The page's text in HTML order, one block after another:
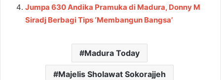
Jumpa 630 Andika Pramuka di Madura, Donny M
Siradj Berbagi Tips ‘Membangun Bangsa’
Madura Today
Majelis Sholawat Sokorajjeh